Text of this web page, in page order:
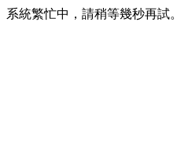
系統繁忙中，請稍等幾秒再試。